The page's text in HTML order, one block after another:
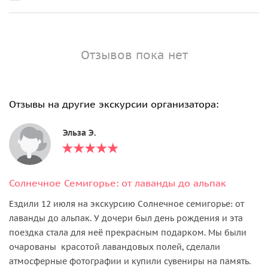
Отзывов пока нет
Отзывы на другие экскурсии организатора:
Эльза Э.
Солнечное Семигорье: от лаванды до альпак
Ездили 12 июля на экскурсию Солнечное семигорье: от
лаванды до альпак. У дочери был день рождения и эта
поездка стала для неё прекрасным подарком. Мы были
очарованы красотой лавандовых полей, сделали
атмосферные фотографии и купили сувениры на память.